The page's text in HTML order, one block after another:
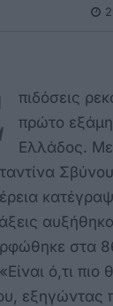
πιδόσεις
πρώτο
Ελλάδος.
στα
ό,τι
εξηγώντας